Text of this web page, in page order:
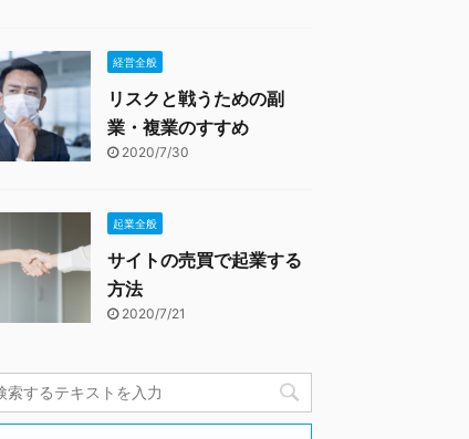
経営全般
リスクと戦うための副
業・複業のすすめ
2020/7/30
起業全般
サイトの売買で起業する
方法
2020/7/21